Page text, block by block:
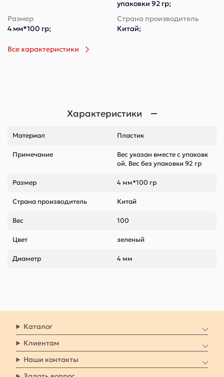
упаковки 92 гр;
Размер
4 мм*100 гр;
Страна производитель
Китай;
Все характеристики
Характеристики
Материал Пластик
Примечание
Вес указан вместе с упаковк
ой. Вес без упаковки 92 гр
Размер 4 мм*100 гр
Страна производитель Китай
Вес 100
Цвет зеленый
Диаметр 4 мм
Каталог
Клиентам
Наши контакты